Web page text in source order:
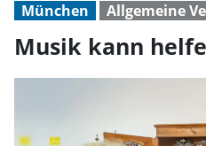
München Allgemeine
Musik kann